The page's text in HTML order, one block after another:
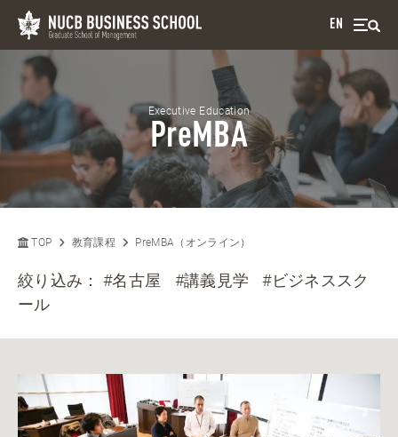
EN
Executive Education
PreMBA
TOP 教育課程 PreMBA（オンライン）
絞り込み：#名古屋 #講義見学
#ビジネススク
ール